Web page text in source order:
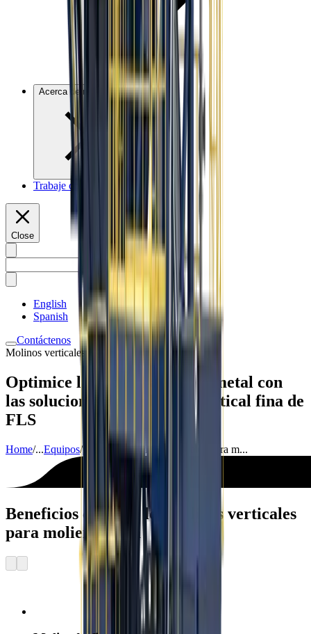
Acerca de nosotros
Trabaje con nosotros
Close
English
Spanish
Contáctenos
Molinos verticales para molienda fina
Optimice la recuperación de metal con
las soluciones de molienda vertical fina de
FLS
Home/...Equipos/Molienda /Molinos verticales para m...
Beneficios clave de los molinos verticales
para molienda fina